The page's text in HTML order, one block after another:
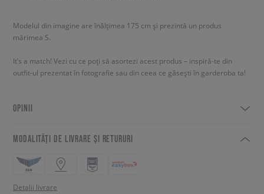
Modelul din imagine are înălțimea 175 cm și prezintă un produs
mărimea S.
It’s a match! Vezi cu ce poți să asortezi acest produs – inspiră-te din
outfit-ul prezentat în fotografie sau din ceea ce găsești în garderoba ta!
OPINII
MODALITĂȚI DE LIVRARE ȘI RETURURI
Detalii livrare